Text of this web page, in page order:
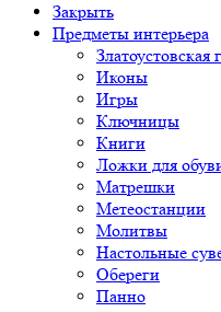
Закрыть
Предметы интерьера
Златоустовская
Иконы
Игры
Ключницы
Книги
Ложки для
Матрешки
Метеостанции
Молитвы
Настольные
Обереги
Панно